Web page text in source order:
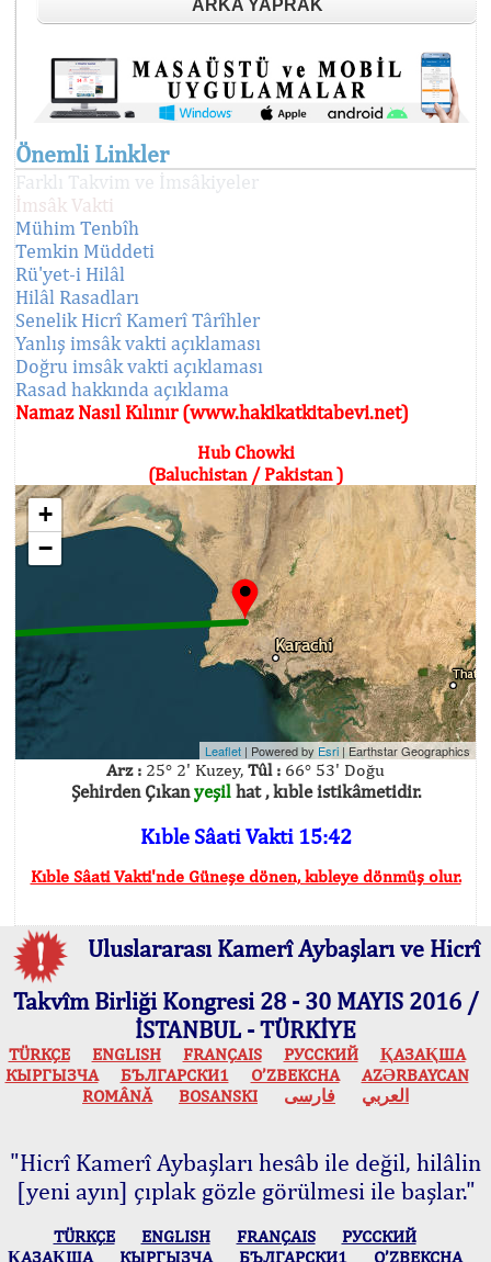
ARKA YAPRAK
Önemli Linkler
Farklı Takvim ve İmsâkiyeler
İmsâk Vakti
Mühim Tenbîh
Temkin Müddeti
Rü'yet-i Hilâl
Hilâl Rasadları
Senelik Hicrî Kamerî Târîhler
Yanlış imsâk vakti açıklaması
Doğru imsâk vakti açıklaması
Rasad hakkında açıklama
Namaz Nasıl Kılınır (www.hakikatkitabevi.net)
Hub Chowki
(Baluchistan / Pakistan )
+
−
Leaflet | Powered by Esri |Earthstar Geographics
Arz : 25° 2' Kuzey, Tûl : 66° 53' Doğu
Şehirden Çıkanyeşilhat , kıble istikâmetidir.
Kıble Sâati Vakti 15:42
Kıble Sâati Vakti'nde Güneşe dönen, kıbleye dönmüş olur.
Uluslararası Kamerî Aybaşları ve Hicrî
Takvîm Birliği Kongresi 28 - 30 MAYIS 2016 /
İSTANBUL - TÜRKİYE
TÜRKÇE ENGLISH FRANÇAIS РУССКИЙ
ҚАЗАҚША
КЫPГЫЗЧA
БЪЛГАРСКИ1 O’ZBEKCHA
AZӘRBAYCAN
ROMÂNĂ
BOSANSKI العربي فارسی
"Hicrî Kamerî Aybaşları hesâb ile değil, hilâlin
[yeni ayın] çıplak gözle görülmesi ile başlar."
TÜRKÇE ENGLISH FRANÇAIS
РУССКИЙ
ҚАЗАҚША
КЫPГЫЗЧA БЪЛГАРСКИ1 O’ZBEKCHA